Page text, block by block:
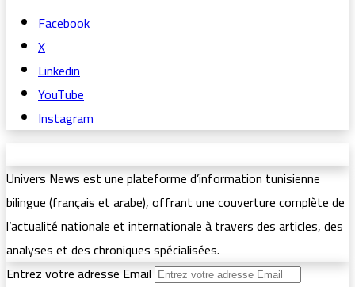
Facebook
X
Linkedin
YouTube
Instagram
Univers News est une plateforme d’information tunisienne
bilingue (français et arabe), offrant une couverture complète de
l’actualité nationale et internationale à travers des articles, des
analyses et des chroniques spécialisées.
Entrez votre adresse Email